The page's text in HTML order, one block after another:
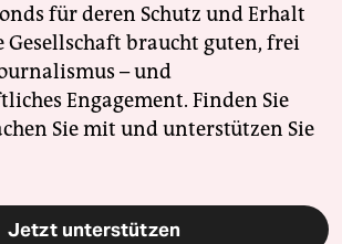
für deren Schutz und Erhalt
Gesellschaft braucht guten, frei
– und
Engagement. Finden Sie
Sie mit und unterstützen Sie
Jetzt unterstützen